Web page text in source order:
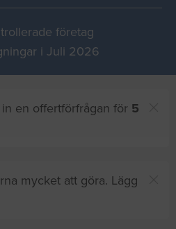
företag
i Juli 2026
en offertförfrågan för 5
mycket att göra. Lägg